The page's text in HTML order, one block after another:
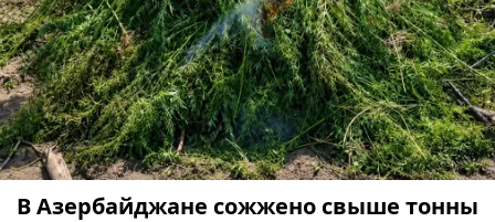
В Азербайджане сожжено свыше тонны